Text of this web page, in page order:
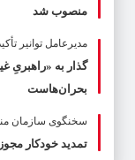
منصوب شد
مدیرعامل توانیر
گذار به «راهبریِ
بحران‌هاست
سخنگوی سازمان
تمدید خودکار مجوز